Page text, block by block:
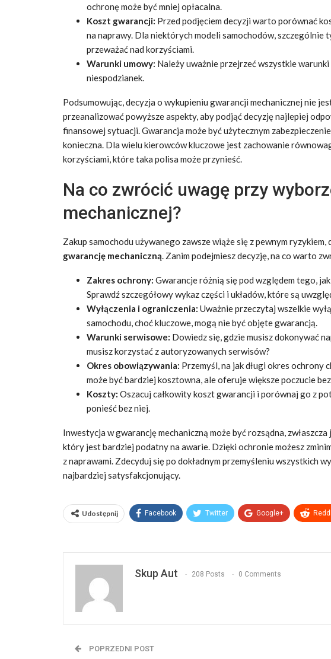
ochronę może być mniej opłacalna.
Koszt gwarancji: Przed podjęciem decyzji warto porównać
na naprawy. Dla niektórych modeli samochodów, szczególnie
przeważać nad korzyściami.
Warunki umowy: Należy uważnie przejrzeć wszystkie
niespodzianek.
Podsumowując, decyzja o wykupieniu gwarancji mechanicznej nie
przeanalizować powyższe aspekty, aby podjąć decyzję najlepiej
finansowej sytuacji. Gwarancja może być użytecznym
konieczna. Dla wielu kierowców kluczowe jest zachowanie
korzyściami, które taka polisa może przynieść.
Na co zwrócić uwagę przy
mechanicznej?
Zakup samochodu używanego zawsze wiąże się z pewnym
gwarancję mechaniczną. Zanim podejmiesz decyzję, na co warto
Zakres ochrony: Gwarancje różnią się pod względem tego,
Sprawdź szczegółowy wykaz części i układów, które są
Wyłączenia i ograniczenia: Uważnie przeczytaj wszelkie
samochodu, choć kluczowe, mogą nie być objęte gwarancją.
Warunki serwisowe: Dowiedz się, gdzie musisz dokonywać
musisz korzystać z autoryzowanych serwisów?
Okres obowiązywania: Przemyśl, na jak długi okres ochrony
może być bardziej kosztowna, ale oferuje większe poczucie
Koszty: Oszacuj całkowity koszt gwarancji i porównaj go z
ponieść bez niej.
Inwestycja w gwarancję mechaniczną może być rozsądna,
który jest bardziej podatny na awarie. Dzięki ochronie możesz
z naprawami. Zdecyduj się po dokładnym przemyśleniu wszystkich
najbardziej satysfakcjonujący.
Udostępnij Facebook Twitter Google+
Skup Aut 208 Posts 0 Comments
POPRZEDNI POST